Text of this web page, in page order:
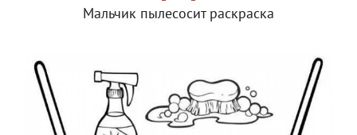
Мальчик пылесосит раскраска